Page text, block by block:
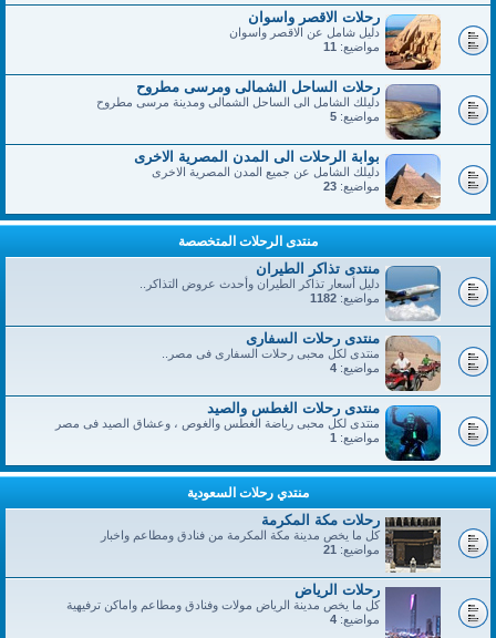
رحلات الاقصر واسوان
دليل شامل عن الاقصر واسوان
مواضيع: 11
رحلات الساحل الشمالى ومرسى مطروح
دليلك الشامل الى الساحل الشمالى ومدينة مرسى مطروح
مواضيع: 5
بوابة الرحلات الى المدن المصرية الاخرى
دليلك الشامل عن جميع المدن المصرية الاخرى
مواضيع: 23
منتدى الرحلات المتخصصة
منتدى تذاكر الطيران
دليل أسعار تذاكر الطيران وأحدث عروض التذاكر..
مواضيع: 1182
منتدى رحلات السفارى
منتدى لكل محبى رحلات السفارى فى مصر..
مواضيع: 4
منتدى رحلات الغطس والصيد
منتدى لكل محبى رياضة الغطس والغوص ، وعشاق الصيد فى مصر
مواضيع: 1
منتدي رحلات السعودية
رحلات مكة المكرمة
كل ما يخص مدينة مكة المكرمة من فنادق ومطاعم واخبار
مواضيع: 21
رحلات الرياض
كل ما يخص مدينة الرياض مولات وفنادق ومطاعم واماكن ترفيهية
مواضيع: 4